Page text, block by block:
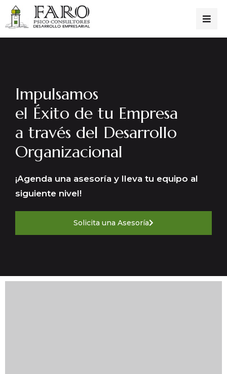
Impulsamos
el Éxito de tu Empresa
a través del Desarrollo
Organizacional
¡Agenda una asesoría y lleva tu equipo al
siguiente nivel!
Solicita una Asesoría